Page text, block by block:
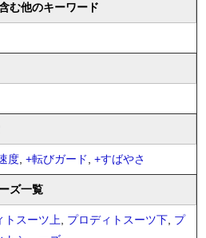
む他のキーワード
度, +転びガード, +すばやさ
ズ一覧
トスーツ上, プロディトスーツ下, プ